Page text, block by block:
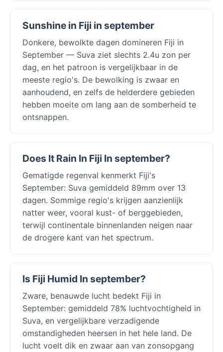
Sunshine in Fiji in september
Donkere, bewolkte dagen domineren Fiji in
September — Suva ziet slechts 2.4u zon per
dag, en het patroon is vergelijkbaar in de
meeste regio's. De bewolking is zwaar en
aanhoudend, en zelfs de helderdere gebieden
hebben moeite om lang aan de somberheid te
ontsnappen.
Does It Rain In Fiji In september?
Gematigde regenval kenmerkt Fiji's
September: Suva gemiddeld 89mm over 13
dagen. Sommige regio's krijgen aanzienlijk
natter weer, vooral kust- of berggebieden,
terwijl continentale binnenlanden neigen naar
de drogere kant van het spectrum.
Is Fiji Humid In september?
Zware, benauwde lucht bedekt Fiji in
September: gemiddeld 78% luchtvochtigheid in
Suva, en vergelijkbare verzadigende
omstandigheden heersen in het hele land. De
lucht voelt dik en zwaar aan van zonsopgang